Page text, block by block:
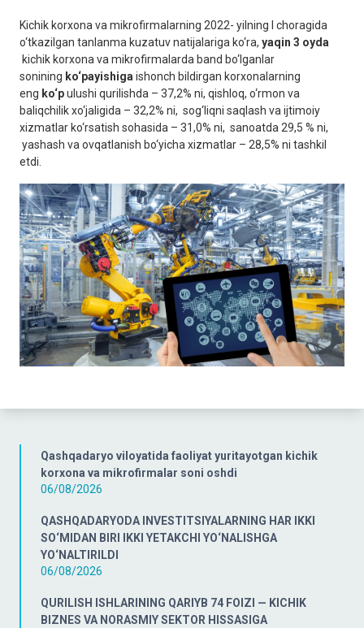
Qashqadaryo viloyatida faoliyat yuritayotgan kichik
korxona va mikrofirmalar soni oshdi
06/08/2026
QASHQADARYODA INVESTITSIYALARNING HAR IKKI
SO‘MIDAN BIRI IKKI YETAKCHI YO‘NALISHGA
YO‘NALTIRILDI
06/08/2026
QURILISH ISHLARINING QARIYB 74 FOIZI — KICHIK
BIZNES VA NORASMIY SEKTOR HISSASIGA
Kichik korxona va mikrofirmalarning 2022- yilning I choragida
o‘tkazilgan tanlanma kuzatuv natijalariga ko‘ra, yaqin 3 oyda
kichik korxona va mikrofirmalarda band bo‘lganlar
sonining ko‘payishiga ishonch bildirgan korxonalarning
eng ko‘pulushi qurilishda – 37,2% ni, qishloq, o‘rmon va
baliqchilik xo‘jaligida – 32,2% ni, sog‘liqni saqlash va ijtimoiy
xizmatlar ko‘rsatish sohasida – 31,0% ni, sanoatda 29,5 % ni,
yashash va ovqatlanish bo‘yicha xizmatlar – 28,5% ni tashkil
etdi.